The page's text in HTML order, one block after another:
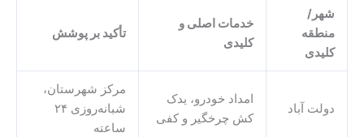
شهر/
منطقه
کلیدی
خدمات اصلی و
کلیدی
تأکید بر پوشش
دولت آباد
امداد خودرو، یدک
کش چرخگیر و کفی
مرکز شهرستان،
شبانه‌روزی ۲۴
ساعته